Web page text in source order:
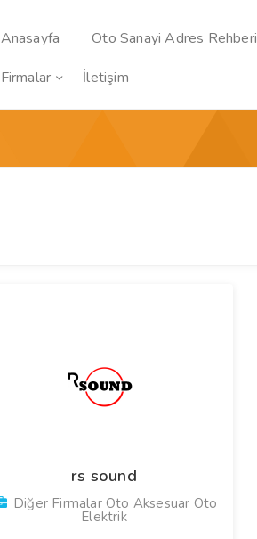
Anasayfa Oto Sanayi Adres Rehberi
Firmalar
İletişim
rs sound
Diğer Firmalar Oto Aksesuar Oto
Elektrik